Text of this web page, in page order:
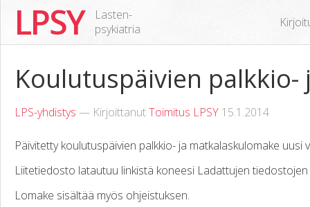
LPSY
Lasten-
psykiatria
Koulutuspäivien palkkio-
LPS-yhdistys — KirjoittanutToimitus LPSY 15.1.2014
Päivitetty koulutuspäivien palkkio- ja matkalaskulomake
Liitetiedosto latautuu linkistä koneesi Ladattujen
Lomake sisältää myös ohjeistuksen.